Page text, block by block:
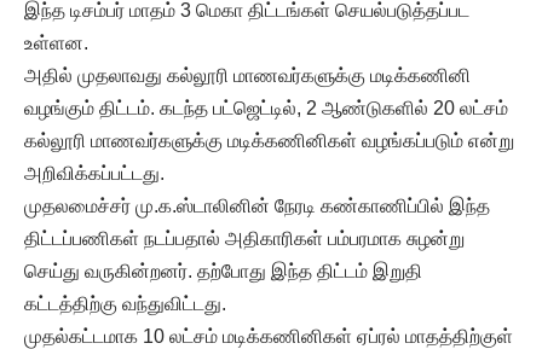
இந்த டிசம்பர் மாதம் 3 மெகா திட்டங்கள் செயல்படுத்தப்பட
உள்ளன.
அதில் முதலாவது கல்லூரி மாணவர்களுக்கு மடிக்கணினி
வழங்கும் திட்டம். கடந்த பட்ஜெட்டில், 2 ஆண்டுகளில் 20 லட்சம்
கல்லூரி மாணவர்களுக்கு மடிக்கணினிகள் வழங்கப்படும் என்று
அறிவிக்கப்பட்டது.
முதலமைச்சர் மு.க.ஸ்டாலினின் நேரடி கண்காணிப்பில் இந்த
திட்டப்பணிகள் நடப்பதால் அதிகாரிகள் பம்பரமாக சுழன்று
செய்து வருகின்றனர். தற்போது இந்த திட்டம் இறுதி
கட்டத்திற்கு வந்துவிட்டது.
முதல்கட்டமாக 10 லட்சம் மடிக்கணினிகள் ஏப்ரல் மாதத்திற்குள்